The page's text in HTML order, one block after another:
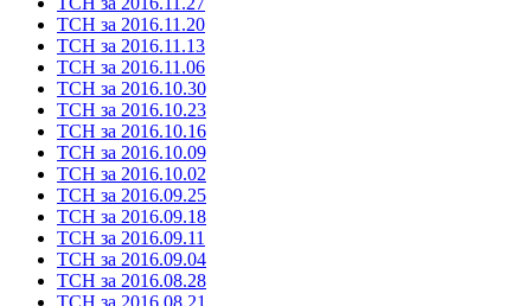
ТСН за 2016.11.20
ТСН за 2016.11.13
ТСН за 2016.11.06
ТСН за 2016.10.30
ТСН за 2016.10.23
ТСН за 2016.10.16
ТСН за 2016.10.09
ТСН за 2016.10.02
ТСН за 2016.09.25
ТСН за 2016.09.18
ТСН за 2016.09.11
ТСН за 2016.09.04
ТСН за 2016.08.28
ТСН за 2016.08.21